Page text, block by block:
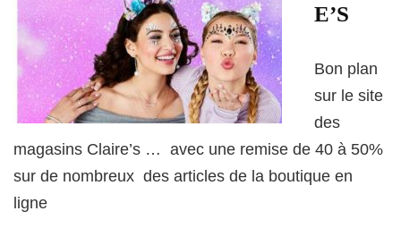
E’S
Bon plan
sur le site
des
magasins Claire’s … avec une remise de 40 à 50%
sur de nombreux des articles de la boutique en
ligne